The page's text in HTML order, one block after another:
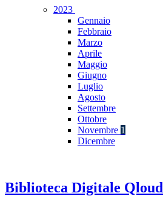
2023
Gennaio
Febbraio
Marzo
Aprile
Maggio
Giugno
Luglio
Agosto
Settembre
Ottobre
Novembre 1
Dicembre
Biblioteca Digitale Qloud